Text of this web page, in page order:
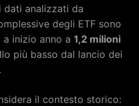
dati analizzati da
degli ETF sono
a inizio anno a 1,2 milioni
più basso dal lancio dei
il contesto storico: